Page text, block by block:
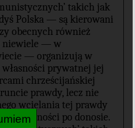
takich jak
Polska — są kierowani
obecnych również
niewiele — w
— organizują w
prywatnej jej
chrześcijańskiej
prawdy, lecz nie
wcielania tej prawdy
własności po donosie.